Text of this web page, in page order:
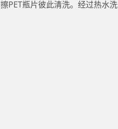
PET瓶片彼此清洗。经过热水洗